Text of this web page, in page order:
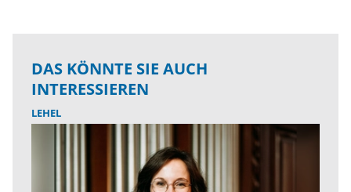
DAS KÖNNTE SIE AUCH
INTERESSIEREN
LEHEL